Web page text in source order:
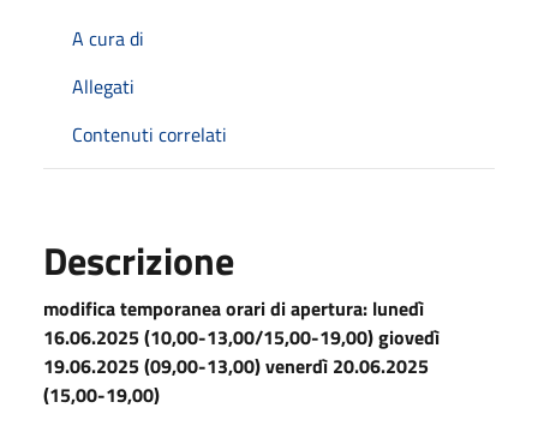
A cura di
Allegati
Contenuti correlati
Descrizione
modifica temporanea orari di apertura: lunedì
16.06.2025 (10,00-13,00/15,00-19,00) giovedì
19.06.2025 (09,00-13,00) venerdì 20.06.2025
(15,00-19,00)